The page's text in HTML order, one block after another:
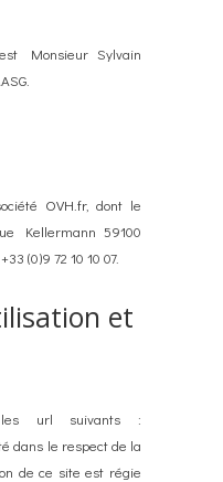
Monsieur Sylvain
OVH.fr, dont le
Kellermann 59100
(0)9 72 10 10 07.
et
url suivants :
dans le respect de la
de ce site est régie